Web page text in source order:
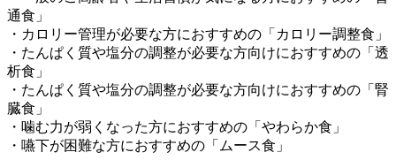
通食」
・カロリー管理が必要な方におすすめの「カロリー調整食」
・たんぱく質や塩分の調整が必要な方向けにおすすめの「透
析食」
・たんぱく質や塩分の調整が必要な方向けにおすすめの「腎
臓食」
・噛む力が弱くなった方におすすめの「やわらか食」
・嚥下が困難な方におすすめの「ムース食」